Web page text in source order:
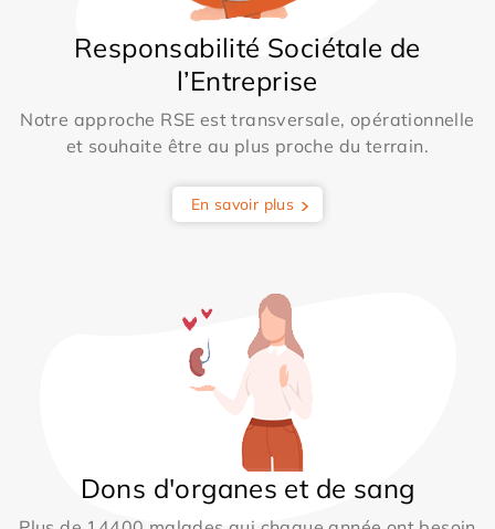
Responsabilité Sociétale de
l’Entreprise
Notre approche RSE est transversale, opérationnelle
et souhaite être au plus proche du terrain.
En savoir plus
Dons d'organes et de sang